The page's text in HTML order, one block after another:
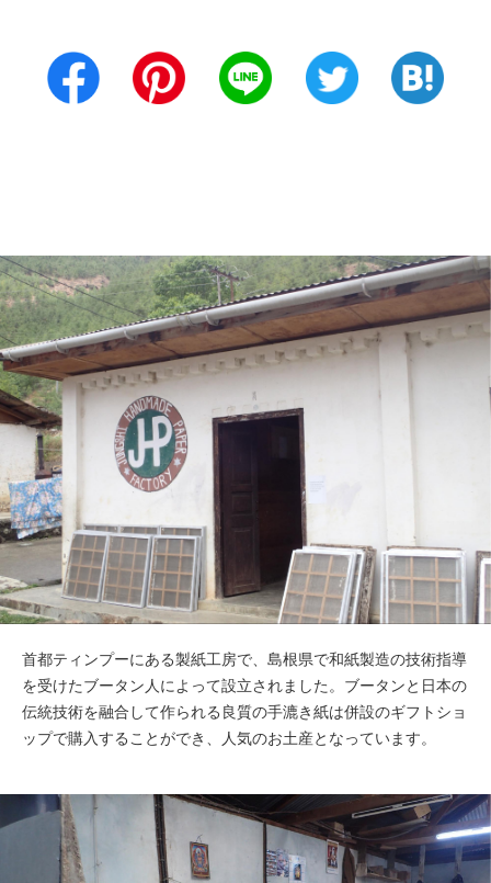
首都ティンプーにある製紙工房で、島根県で和紙製造の技術指導
を受けたブータン人によって設立されました。ブータンと日本の
伝統技術を融合して作られる良質の手漉き紙は併設のギフトショ
ップで購入することができ、人気のお土産となっています。